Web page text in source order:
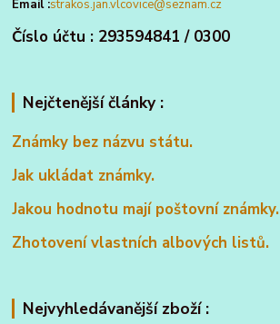
Email :strakos.jan.vlcovice@seznam.cz
Číslo účtu : 293594841 / 0300
Nejčtenější články :
Známky bez názvu státu.
Jak ukládat známky.
Jakou hodnotu mají poštovní známky.
Zhotovení vlastních albových listů.
Nejvyhledávanější zboží :